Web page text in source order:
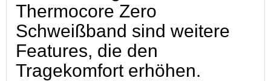
Thermocore Zero
Schweißband sind weitere
Features, die den
Tragekomfort erhöhen.